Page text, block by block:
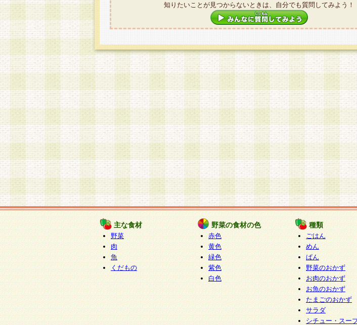
知りたいことが見つからないときは、自分でも質問してみよう！
主な食材
野菜
肉
魚
くだもの
野菜の食材の色
赤色
黄色
緑色
紫色
白色
種類
ごはん
めん
ぱん
野菜のおかず
お肉のおかず
お魚のおかず
たまごのおかず
サラダ
シチュー・スー